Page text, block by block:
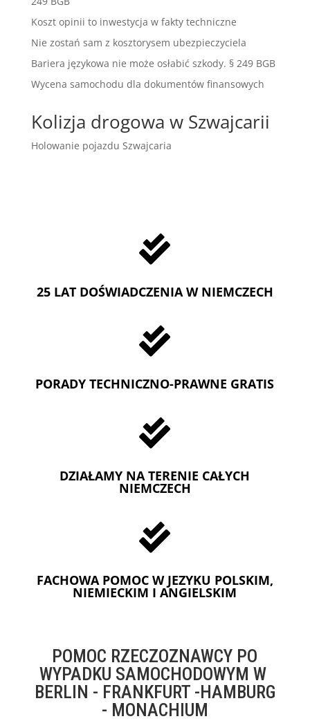
Koszt opinii to inwestycja w fakty techniczne
Nie zostań sam z kosztorysem ubezpieczyciela
Bariera językowa nie może osłabić szkody. § 249 BGB
Wycena samochodu dla dokumentów finansowych
Kolizja drogowa w Szwajcarii
Holowanie pojazdu Szwajcaria

25 LAT DOŚWIADCZENIA W NIEMCZECH

PORADY TECHNICZNO-PRAWNE GRATIS

DZIAŁAMY NA TERENIE CAŁYCH
NIEMCZECH

FACHOWA POMOC W JEZYKU POLSKIM,
NIEMIECKIM I ANGIELSKIM
POMOC RZECZOZNAWCY PO
WYPADKU SAMOCHODOWYM W
BERLIN - FRANKFURT -HAMBURG
- MONACHIUM